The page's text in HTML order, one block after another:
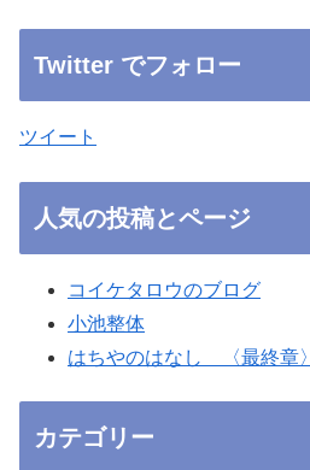
Twitter でフォロー
ツイート
人気の投稿とページ
コイケタロウのブログ
小池整体
はちやのはなし 〈最終章〉
カテゴリー